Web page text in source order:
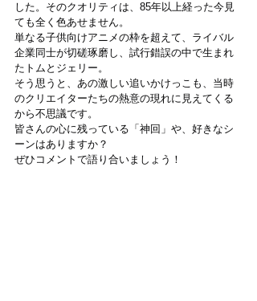
した。そのクオリティは、85年以上経った今見
ても全く色あせません。
単なる子供向けアニメの枠を超えて、ライバル
企業同士が切磋琢磨し、試行錯誤の中で生まれ
たトムとジェリー。
そう思うと、あの激しい追いかけっこも、当時
のクリエイターたちの熱意の現れに見えてくる
から不思議です。
皆さんの心に残っている「神回」や、好きなシ
ーンはありますか？
ぜひコメントで語り合いましょう！